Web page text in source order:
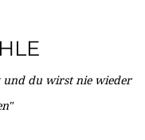
und du wirst nie wieder